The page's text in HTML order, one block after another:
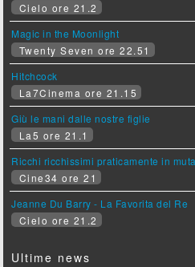
Cielo ore 21.2
Magic in the Moonlight
Twenty Seven ore 22.51
Hitchcock
La7Cinema ore 21.15
Giù le mani dalle nostre figlie
La5 ore 21.1
Ricchi ricchissimi praticamente in
Cine34 ore 21
Jeanne Du Barry - La Favorita del Re
Cielo ore 21.2
Ultime news